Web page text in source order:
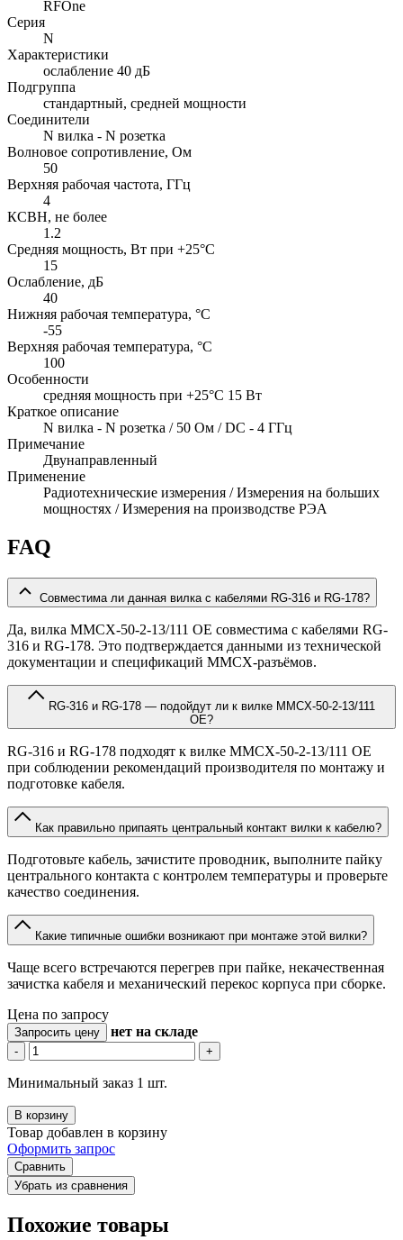
RFOne
Серия
N
Характеристики
ослабление 40 дБ
Подгруппа
стандартный, средней мощности
Соединители
N вилка - N розетка
Волновое сопротивление, Ом
50
Верхняя рабочая частота, ГГц
4
КСВН, не более
1.2
Средняя мощность, Вт при +25°C
15
Ослабление, дБ
40
Нижняя рабочая температура, °C
-55
Верхняя рабочая температура, °C
100
Особенности
cредняя мощность при +25°C 15 Вт
Краткое описание
N вилка - N розетка / 50 Ом / DC - 4 ГГц
Примечание
Двунаправленный
Применение
Радиотехнические измерения / Измерения на больших
мощностях / Измерения на производстве РЭА
FAQ
Совместима ли данная вилка с кабелями RG-316 и RG-178?
Да, вилка MMCX-50-2-13/111 OE совместима с кабелями RG-
316 и RG-178. Это подтверждается данными из технической
документации и спецификаций MMCX-разъёмов.
OE?
RG-316 и RG-178 подходят к вилке MMCX-50-2-13/111 OE
при соблюдении рекомендаций производителя по монтажу и
подготовке кабеля.
Как правильно припаять центральный контакт вилки к кабелю?
Подготовьте кабель, зачистите проводник, выполните пайку
центрального контакта с контролем температуры и проверьте
качество соединения.
Какие типичные ошибки возникают при монтаже этой вилки?
Чаще всего встречаются перегрев при пайке, некачественная
зачистка кабеля и механический перекос корпуса при сборке.
Цена по запросу
Запросить цену нет на складе
- +
Минимальный заказ 1 шт.
В корзину
Товар добавлен в корзину
Оформить запрос
Сравнить
Убрать из сравнения
Похожие товары